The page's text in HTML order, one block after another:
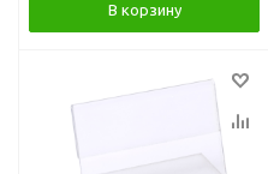
В корзину